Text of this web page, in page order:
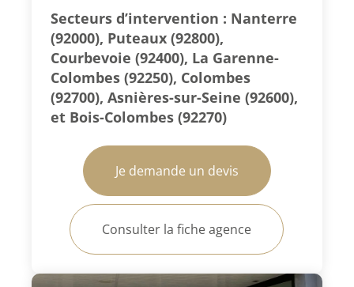
Secteurs d’intervention : Nanterre
(92000), Puteaux (92800),
Courbevoie (92400), La Garenne-
Colombes (92250), Colombes
(92700), Asnières-sur-Seine (92600),
et Bois-Colombes (92270)
Je demande un devis
Consulter la fiche agence